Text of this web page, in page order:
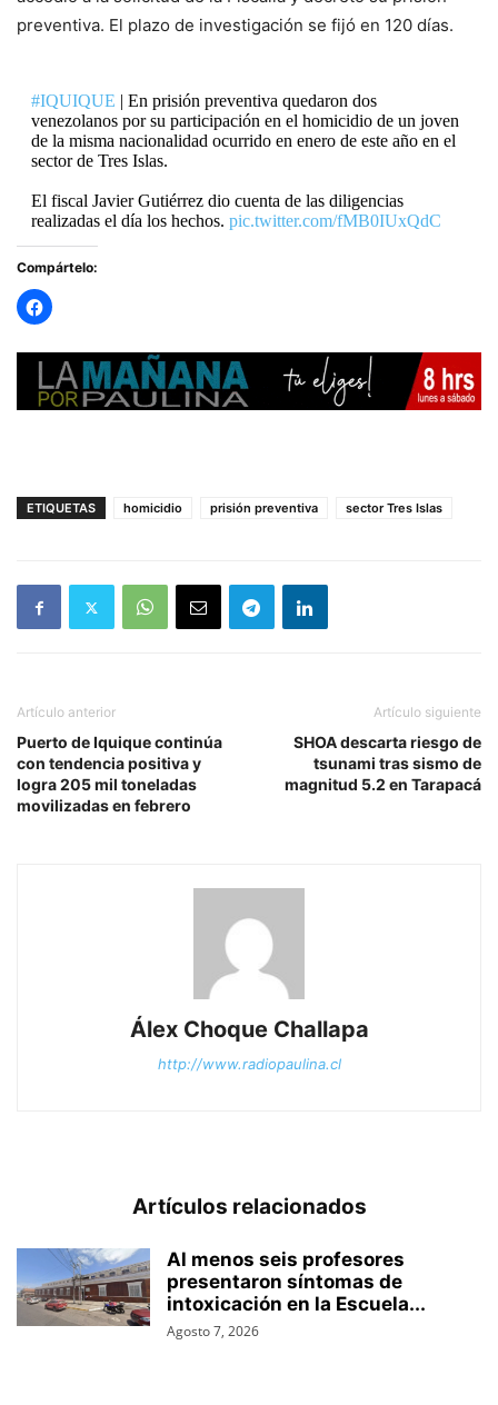
preventiva. El plazo de investigación se fijó en 120 días.
#IQUIQUE | En prisión preventiva quedaron dos
venezolanos por su participación en el homicidio de un joven
de la misma nacionalidad ocurrido en enero de este año en el
sector de Tres Islas.
El fiscal Javier Gutiérrez dio cuenta de las diligencias
realizadas el día los hechos. pic.twitter.com/fMB0IUxQdC
— RADIO PAULINA (@radiopaulina)
Compártelo:
ETIQUETAS homicidio prisión preventiva sector Tres Islas
Artículo anterior
Puerto de Iquique continúa
con tendencia positiva y
logra 205 mil toneladas
movilizadas en febrero
Artículo siguiente
SHOA descarta riesgo de
tsunami tras sismo de
magnitud 5.2 en Tarapacá
Álex Choque Challapa
http://www.radiopaulina.cl
Artículos relacionados
Al menos seis profesores
presentaron síntomas de
intoxicación en la Escuela...
Agosto 7, 2026